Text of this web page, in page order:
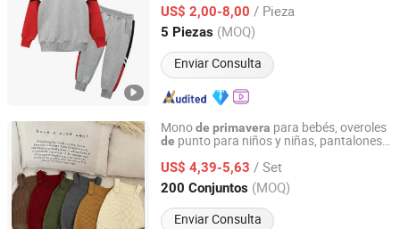
Deportivo para Niños
US$ 2,00-8,00 / Pieza
5 Piezas (MOQ)
Enviar Consulta
Shanghai, China Desde 2020
Monode primavera para bebés, overoles
de punto para niños y niñas, pantalones
US$ 4,39-5,63 / Set
200 Conjuntos (MOQ)
Enviar Consulta
Shijiazhuang Cool Apparel Co., Ltd.
Hebei, China Desde 2023